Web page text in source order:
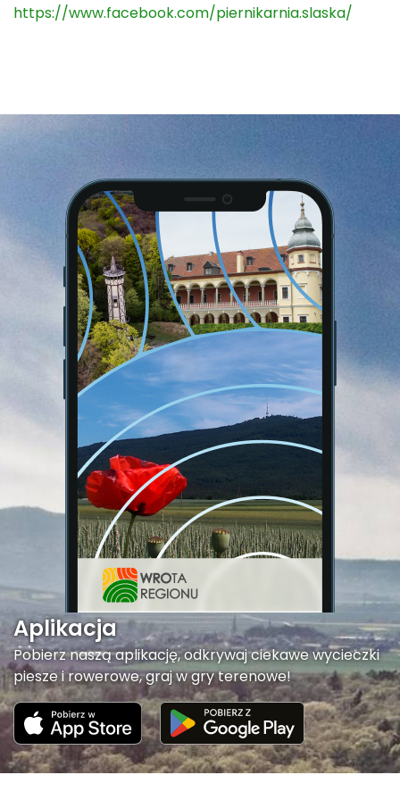
https://www.facebook.com/piernikarnia.slaska/
Aplikacja
Pobierz naszą aplikację, odkrywaj ciekawe wycieczki
piesze i rowerowe, graj w gry terenowe!